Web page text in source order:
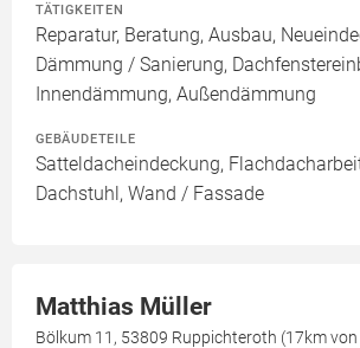
TÄTIGKEITEN
Reparatur, Beratung, Ausbau,
Dämmung / Sanierung,
Innendämmung, Außendämmung
GEBÄUDETEILE
Satteldacheindeckung,
Dachstuhl, Wand / Fassade
Matthias Müller
Bölkum 11, 53809 Ruppichteroth (17km